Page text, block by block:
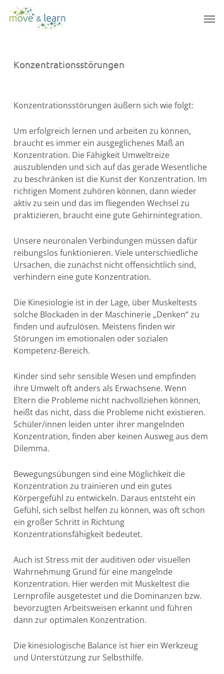
Konzentrationsstörungen
Konzentrationsstörungen äußern sich wie folgt:
Um erfolgreich lernen und arbeiten zu können,
braucht es immer ein ausgeglichenes Maß an
Konzentration. Die Fähigkeit Umweltreize
auszublenden und sich auf das gerade Wesentliche
zu beschränken ist die Kunst der Konzentration. Im
richtigen Moment zuhören können, dann wieder
aktiv zu sein und das im fliegenden Wechsel zu
praktizieren, braucht eine gute Gehirnintegration.
Unsere neuronalen Verbindungen müssen dafür
reibungslos funktionieren. Viele unterschiedliche
Ursachen, die zunächst nicht offensichtlich sind,
verhindern eine gute Konzentration.
Die Kinesiologie ist in der Lage, über Muskeltests
solche Blockaden in der Maschinerie „Denken“ zu
finden und aufzulösen. Meistens finden wir
Störungen im emotionalen oder sozialen
Kompetenz-Bereich.
Kinder sind sehr sensible Wesen und empfinden
ihre Umwelt oft anders als Erwachsene. Wenn
Eltern die Probleme nicht nachvollziehen können,
heißt das nicht, dass die Probleme nicht existieren.
Schüler/innen leiden unter ihrer mangelnden
Konzentration, finden aber keinen Ausweg aus dem
Dilemma.
Bewegungsübungen sind eine Möglichkeit die
Konzentration zu trainieren und ein gutes
Körpergefühl zu entwickeln. Daraus entsteht ein
Gefühl, sich selbst helfen zu können, was oft schon
ein großer Schritt in Richtung
Konzentrationsfähigkeit bedeutet.
Auch ist Stress mit der auditiven oder visuellen
Wahrnehmung Grund für eine mangelnde
Konzentration. Hier werden mit Muskeltest die
Lernprofile ausgetestet und die Dominanzen bzw.
bevorzugten Arbeitsweisen erkannt und führen
dann zur optimalen Konzentration.
Die kinesiologische Balance ist hier ein Werkzeug
und Unterstützung zur Selbsthilfe.